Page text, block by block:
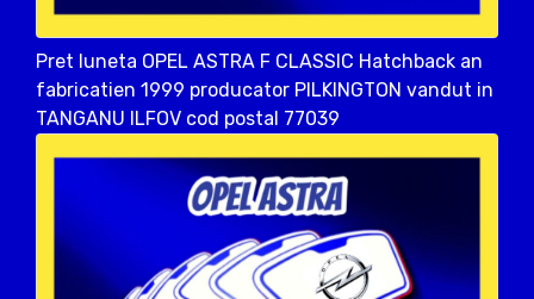
Pret luneta OPEL ASTRA F CLASSIC Hatchback an
fabricatien 1999 producator PILKINGTON vandut in
TANGANU ILFOV cod postal 77039